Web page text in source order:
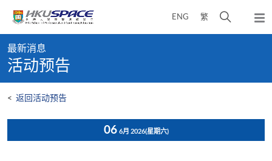
content
ENG 繁
开
弹
出
content
start
最新消息
活动预告
< 返回活动预告
06 6月 2026(星期六)